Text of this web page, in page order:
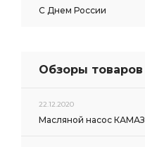
С Днем России
Обзоры товаров
22.12.2020
Масляной насос КАМАЗ